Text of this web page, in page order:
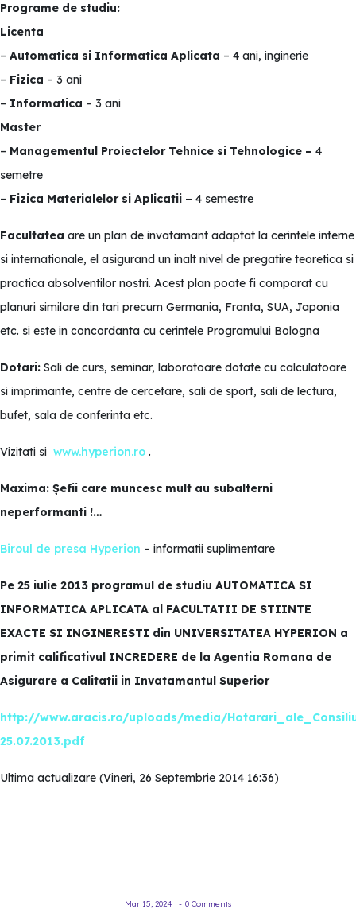
Programe de studiu:
Licenta
– Automatica si Informatica Aplicata – 4 ani, inginerie
– Fizica – 3 ani
– Informatica – 3 ani
Master
– Managementul Proiectelor Tehnice si Tehnologice – 4
semetre
– Fizica Materialelor si Aplicatii – 4 semestre
Facultatea are un plan de invatamant adaptat la cerintele interne
si internationale, el asigurand un inalt nivel de pregatire teoretica si
practica absolventilor nostri. Acest plan poate fi comparat cu
planuri similare din tari precum Germania, Franta, SUA, Japonia
etc. si este in concordanta cu cerintele Programului Bologna
Dotari: Sali de curs, seminar, laboratoare dotate cu calculatoare
si imprimante, centre de cercetare, sali de sport, sali de lectura,
bufet, sala de conferinta etc.
Vizitati si www.hyperion.ro .
Maxima: Șefii care muncesc mult au subalterni
neperformanti !…
Biroul de presa Hyperion – informatii suplimentare
Pe 25 iulie 2013 programul de studiu AUTOMATICA SI
INFORMATICA APLICATA al FACULTATII DE STIINTE
EXACTE SI INGINERESTI din UNIVERSITATEA HYPERION a
primit calificativul INCREDERE de la Agentia Romana de
Asigurare a Calitatii in Invatamantul Superior
http://www.aracis.ro/uploads/media/
25.07.2013.pdf
Ultima actualizare (Vineri, 26 Septembrie 2014 16:36)
Mar 15, 2024 - 0 Comments